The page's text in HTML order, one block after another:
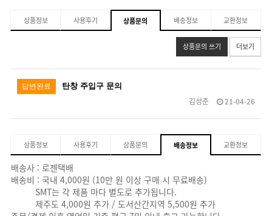
상품정보 사용후기 상품문의 배송정보 교환정보
상품문의 쓰기 더보기
답변완료 탄창 주입구 문의
김성준 21-04-26
상품정보 사용후기 상품문의 배송정보 교환정보
배송사 : 로젠택배
배송비 : 국내 4,000원 (10만 원 이상 구매 시 무료배송)
SMT는 각 제품 마다 별도로 추가됩니다.
제주도 4,000원 추가 / 도서산간지역 5,500원 추가